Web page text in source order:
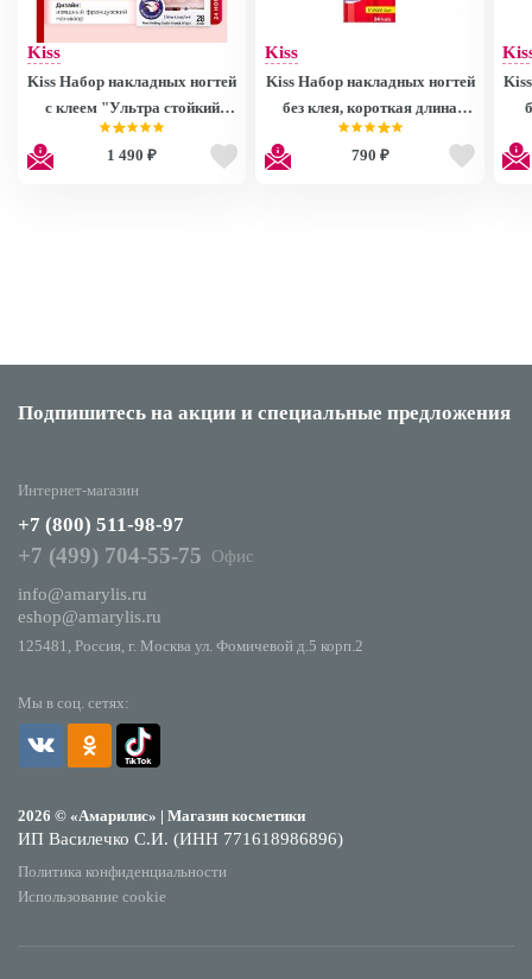
Kiss
Kiss Набор накладных ногтей
с клеем "Ультра стойкий
французский маникюр" для
классической формы ногтей
1 490 ₽
Kiss
Kiss Набор накладных ногтей
без клея, короткая длина
"Розовое сияние" 24 шт
Fashion Glam Nails
790 ₽
Подпишитесь на акции и специальные предложения
Мы в соц. сетях:
2026 © «Амарилис» | Магазин косметики
ИП Василечко С.И. (ИНН 771618986896)
Политика конфиденциальности
Использование cookie
Интернет-магазин
+7 (800) 511-98-97
+7 (499) 704-55-75
Офис
info@amarylis.ru
eshop@amarylis.ru
125481, Россия, г. Москва ул. Фомичевой д.5 корп.2